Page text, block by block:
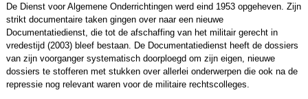
De Dienst voor Algemene Onderrichtingen werd eind 1953 opgeheven. Zijn
strikt documentaire taken gingen over naar een nieuwe
Documentatiedienst, die tot de afschaffing van het militair gerecht in
vredestijd (2003) bleef bestaan. De Documentatiedienst heeft de dossiers
van zijn voorganger systematisch doorploegd om zijn eigen, nieuwe
dossiers te stofferen met stukken over allerlei onderwerpen die ook na de
repressie nog relevant waren voor de militaire rechtscolleges.